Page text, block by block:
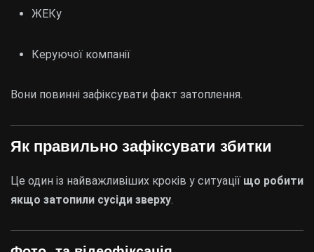
ЖЕКу
Керуючої компанії
Вони повинні зафіксувати факт затоплення.
Як правильно зафіксувати збитки
Це один із найважливіших кроків у ситуації що робити
якщо затопили сусіди зверху.